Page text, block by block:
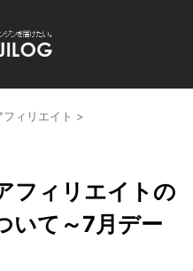
ィリエイト >
フィリエイトの
いて～7月デー